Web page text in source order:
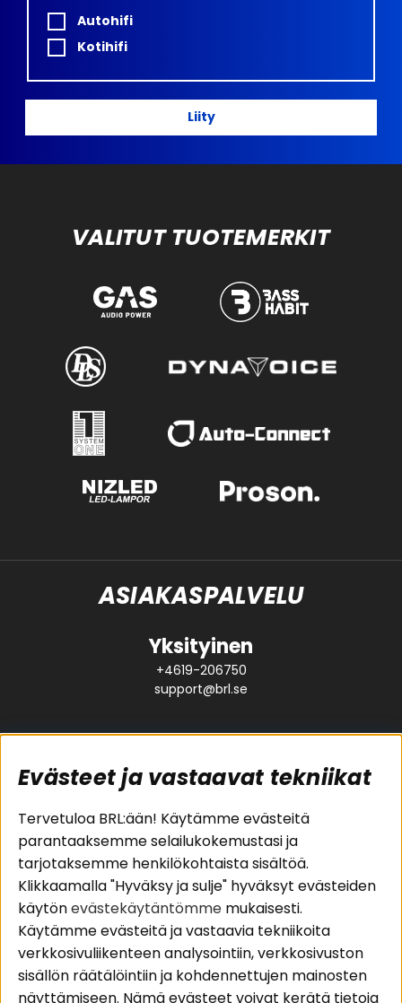
Autohifi
Kotihifi
Liity
VALITUT TUOTEMERKIT
ASIAKASPALVELU
Yksityinen
+4619-206750
support@brl.se
Suositut sivut
Pakettiratkaisut
Autostereot
Kaiuttimet
Päätevahvistimet
Lisätarvikkeet
Kaapelit
Asiakaspalvelu
Evästeet
Huolto- ja
takuutiedot
Ostoehdot
Palautus
Tietosuojapolitiikka
Evästeet ja vastaavat tekniikat
Tervetuloa BRL:ään! Käytämme evästeitä
parantaaksemme selailukokemustasi ja
tarjotaksemme henkilökohtaista sisältöä.
Klikkaamalla "Hyväksy ja sulje" hyväksyt evästeiden
käytönevästekäytäntömme mukaisesti.
Käytämme evästeitä ja vastaavia tekniikoita
verkkosivuliikenteen analysointiin, verkkosivuston
sisällön räätälöintiin ja kohdennettujen mainosten
näyttämiseen. Nämä evästeet voivat kerätä tietoja